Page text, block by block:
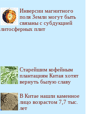
Инверсии магнитного
поля Земли могут быть
связаны с субдукцией
литосферных плит
Старейшим кофейным
плантациям Китая хотят
вернуть былую славу
В Китае нашли каменное
лицо возрастом 7,7 тыс.
лет